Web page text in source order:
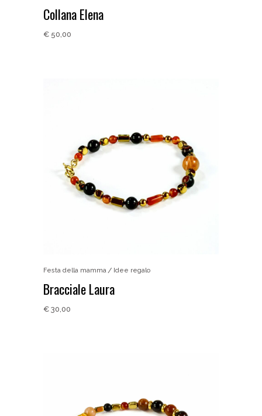
Collana Elena
€ 50,00
Festa della mamma Idee regalo
Bracciale Laura
€ 30,00